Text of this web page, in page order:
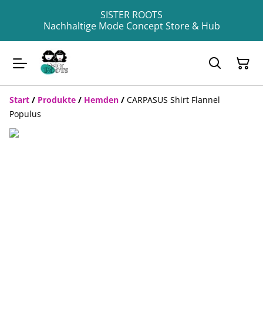
SISTER ROOTS
Nachhaltige Mode Concept Store & Hub
Start / Produkte / Hemden / CARPASUS Shirt Flannel
Populus